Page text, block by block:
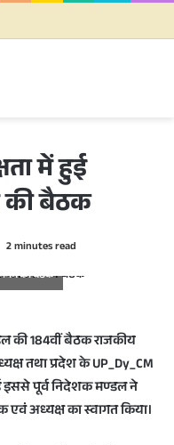
में हुई
की बैठक
2 minutes read
की बैठक
की 184वीं बैठक राजकीय
तथा प्रदेश के UP_Dy_CM
इससे पूर्व निदेशक मण्डल ने
एवं अध्यक्ष का स्वागत किया।